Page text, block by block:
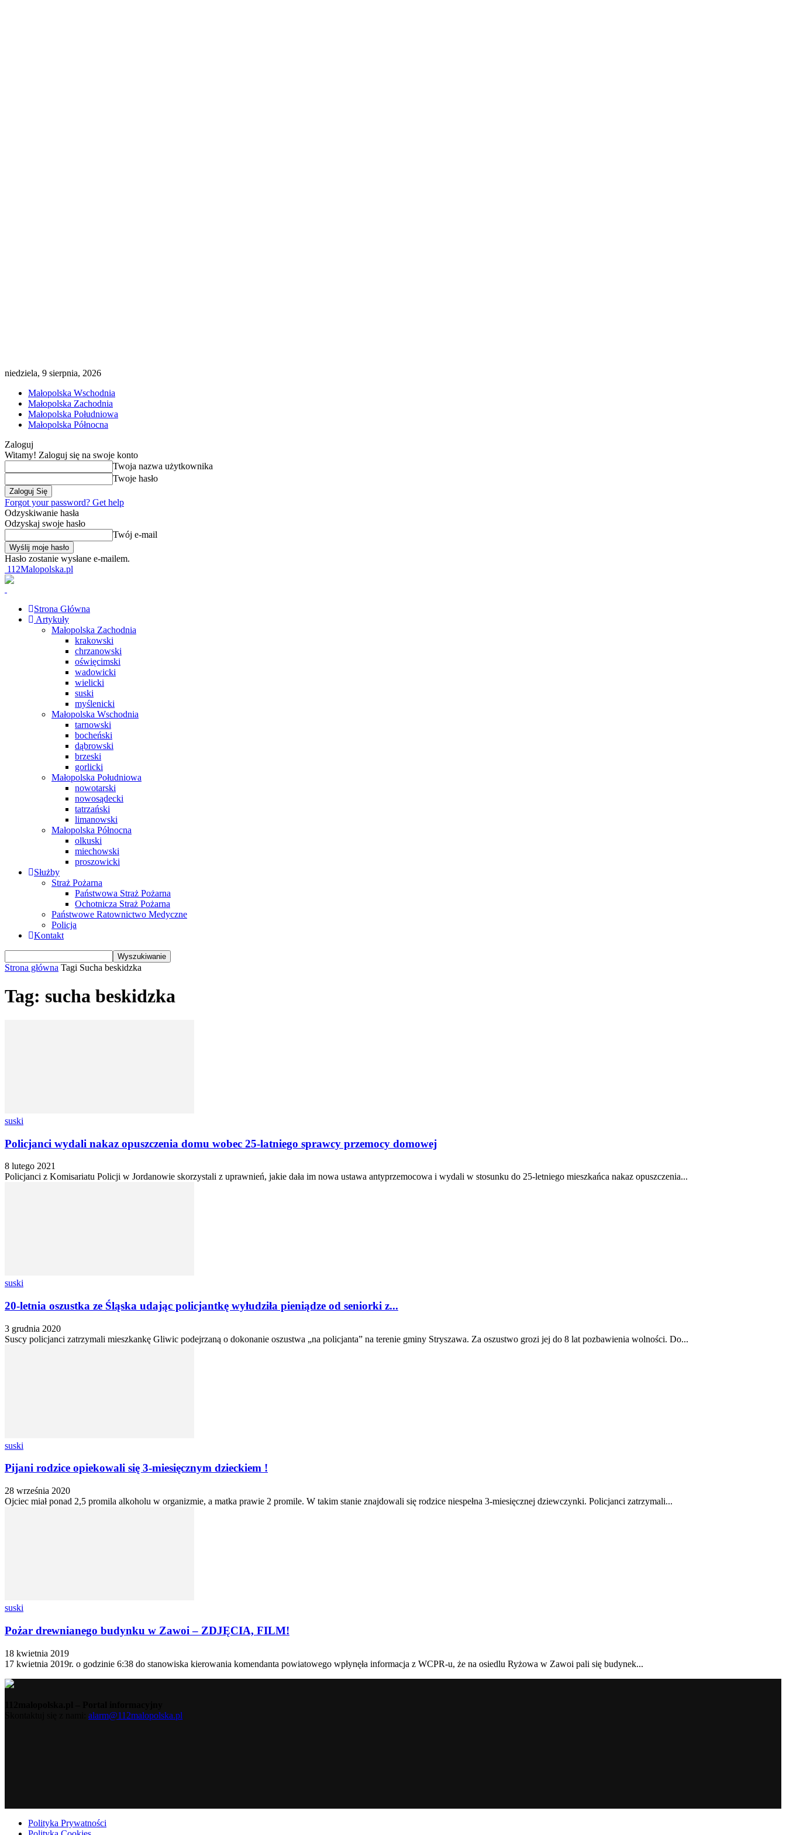
niedziela, 9 sierpnia, 2026
Małopolska Wschodnia
Małopolska Zachodnia
Małopolska Południowa
Małopolska Północna
Zaloguj
Witamy! Zaloguj się na swoje konto
Twoja nazwa użytkownika
Twoje hasło
Forgot your password? Get help
Odzyskiwanie hasła
Odzyskaj swoje hasło
Twój e-mail
Hasło zostanie wysłane e-mailem.
112Malopolska.pl
Strona Główna
Artykuły
Małopolska Zachodnia
krakowski
chrzanowski
oświęcimski
wadowicki
wielicki
suski
myślenicki
Małopolska Wschodnia
tarnowski
bocheński
dąbrowski
brzeski
gorlicki
Małopolska Południowa
nowotarski
nowosądecki
tatrzański
limanowski
Małopolska Północna
olkuski
miechowski
proszowicki
Służby
Straż Pożarna
Państwowa Straż Pożarna
Ochotnicza Straż Pożarna
Państwowe Ratownictwo Medyczne
Policja
Kontakt
Strona główna Tagi Sucha beskidzka
Tag: sucha beskidzka
suski
Policjanci wydali nakaz opuszczenia domu wobec 25-latniego sprawcy przemocy domowej
8 lutego 2021
Policjanci z Komisariatu Policji w Jordanowie skorzystali z uprawnień, jakie dała im nowa ustawa antyprzemocowa i wydali w stosunku do 25-letniego mieszkańca nakaz opuszczenia...
suski
20-letnia oszustka ze Śląska udając policjantkę wyłudziła pieniądze od seniorki z...
3 grudnia 2020
Suscy policjanci zatrzymali mieszkankę Gliwic podejrzaną o dokonanie oszustwa „na policjanta” na terenie gminy Stryszawa. Za oszustwo grozi jej do 8 lat pozbawienia wolności. Do...
suski
Pijani rodzice opiekowali się 3-miesięcznym dzieckiem !
28 września 2020
Ojciec miał ponad 2,5 promila alkoholu w organizmie, a matka prawie 2 promile. W takim stanie znajdowali się rodzice niespełna 3-miesięcznej dziewczynki. Policjanci zatrzymali...
suski
Pożar drewnianego budynku w Zawoi – ZDJĘCIA, FILM!
18 kwietnia 2019
17 kwietnia 2019r. o godzinie 6:38 do stanowiska kierowania komendanta powiatowego wpłynęła informacja z WCPR-u, że na osiedlu Ryżowa w Zawoi pali się budynek...
alarm@112malopolska.pl
Polityka Prywatności